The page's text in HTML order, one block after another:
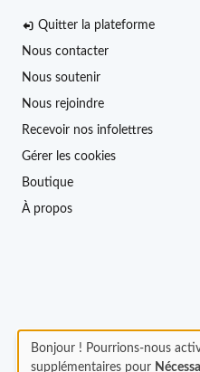
Quitter la plateforme
Nous contacter
Nous soutenir
Nous rejoindre
Recevoir nos infolettres
Gérer les cookies
Boutique
À propos
Bonjour ! Pourrions-nous
supplémentaires pour